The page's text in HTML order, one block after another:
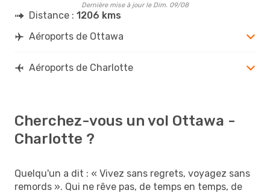
Dernière mise à jour le Dim. 09/08
Distance : 1206 kms
Aéroports de Ottawa
Aéroports de Charlotte
Cherchez-vous un vol Ottawa -
Charlotte ?
Quelqu'un a dit : « Vivez sans regrets, voyagez sans
remords ». Qui ne rêve pas, de temps en temps, de